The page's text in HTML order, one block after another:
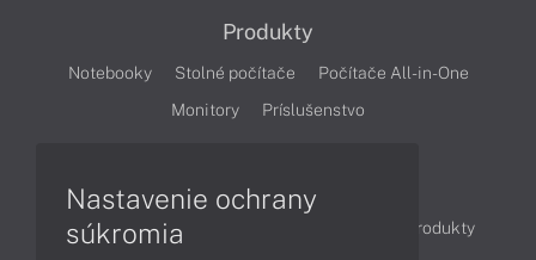
Produkty
Notebooky Stolné počítače
Počítače All-in-One
Monitory
Príslušenstvo
Články
Obchodné informácie
Produkty
Nastavenie ochrany
súkromia